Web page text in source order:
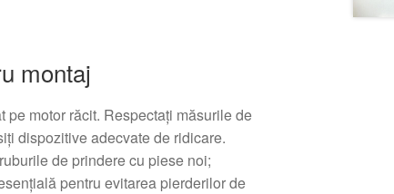
montaj
pe motor răcit. Respectați măsurile de
dispozitive adecvate de ridicare.
de prindere cu piese noi;
pentru evitarea pierderilor de